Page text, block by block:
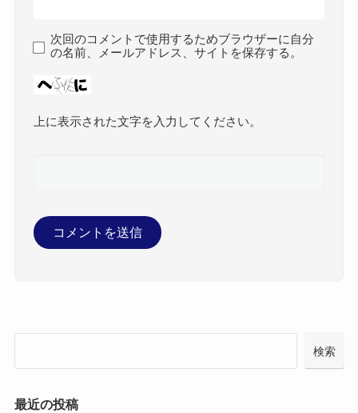
次回のコメントで使用するためブラウザーに自分
の名前、メールアドレス、サイトを保存する。
上に表示された文字を入力してください。
検索
最近の投稿